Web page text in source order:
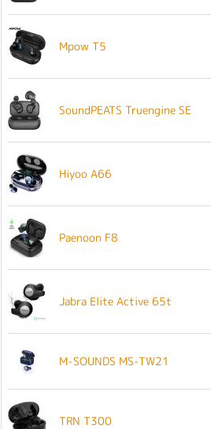
Mpow T5
SoundPEATS Truengine SE
Hiyoo A66
Paenoon F8
Jabra Elite Active 65t
M-SOUNDS MS-TW21
TRN T300